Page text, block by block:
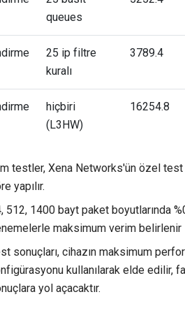
queues
25 ip filtre
kuralı
3789.4
hiçbiri
(L3HW)
16254.8
testler, Xena Networks'ün özel
yapılır.
512, 1400 bayt paket boyutlarında
maksimum verim belirlenir
sonuçları, cihazın maksimum
kullanılarak elde edilir,
yol açacaktır.